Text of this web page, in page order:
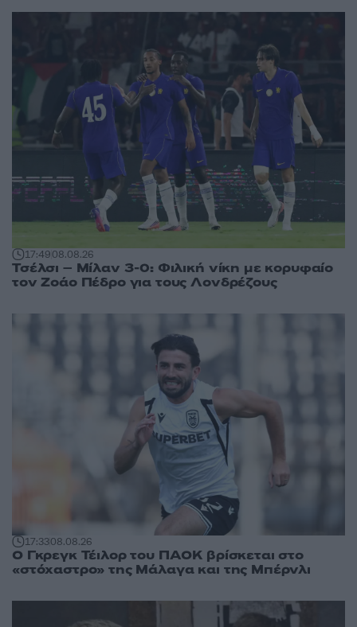
17:4908.08.26
Τσέλσι – Μίλαν 3-0: Φιλική νίκη με κορυφαίο
τον Ζοάο Πέδρο για τους Λονδρέζους
17:3308.08.26
Ο Γκρεγκ Τέιλορ του ΠΑΟΚ βρίσκεται στο
«στόχαστρο» της Μάλαγα και της Μπέρνλι